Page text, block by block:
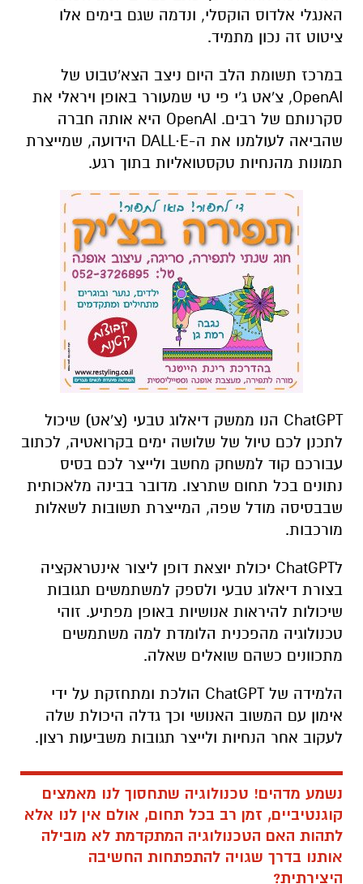
האנגלי אלדוס הוקסלי, ונדמה שגם בימים אלו
ציטוט זה נכון מתמיד.
במרכז תשומת הלב היום ניצב הצא'טבוט של
OpenAI, צ'אט ג'י פי טי שמעורר באופן ויראלי את
סקרנותם של רבים. OpenAI היא אותה חברה
שהביאה לעולמנו את ה-DALL·E הידועה, שמייצרת
תמונות מהנחיות טקסטואליות בתוך רגע.
ChatGPT הנו ממשק דיאלוג טבעי (צ'אט) שיכול
לתכנן לכם טיול של שלושה ימים בקרואטיה, לכתוב
עבורכם קוד למשחק מחשב ולייצר לכם בסיס
נתונים בכל תחום שתרצו. מדובר בבינה מלאכותית
שבבסיסה מודל שפה, המייצרת תשובות לשאלות
מורכבות.
לChatGPT יכולת יוצאת דופן ליצור אינטראקציה
בצורת דיאלוג טבעי ולספק למשתמשים תגובות
שיכולות להיראות אנושיות באופן מפתיע. זוהי
טכנולוגיה מהפכנית הלומדת למה משתמשים
מתכוונים כשהם שואלים שאלה.
הלמידה של ChatGPT הולכת ומתחזקת על ידי
אימון עם המשוב האנושי וכך גדלה היכולת שלה
לעקוב אחר הנחיות ולייצר תגובות משביעות רצון.
נשמע מדהים! טכנולוגיה שתחסוך לנו מאמצים
קוגנטיביים, זמן רב בכל תחום, אולם אין לנו אלא
לתהות האם הטכנולוגיה המתקדמת לא מובילה
אותנו בדרך שגויה להתפתחות החשיבה
היצירתית?